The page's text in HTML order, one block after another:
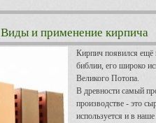
Виды и применение кирпича
Кирпич появился ещё
библии, его широко
Великого Потопа.
В древности самый
производстве - это
используется и в